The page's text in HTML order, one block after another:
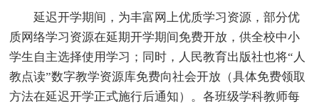
延迟开学期间，为丰富网上优质学习资源，部分优
质网络学习资源在延期开学期间免费开放，供全校中小
学生自主选择使用学习；同时，人民教育出版社也将“人
教点读”数字教学资源库免费向社会开放（具体免费领取
方法在延迟开学正式施行后通知）。各班级学科教师每